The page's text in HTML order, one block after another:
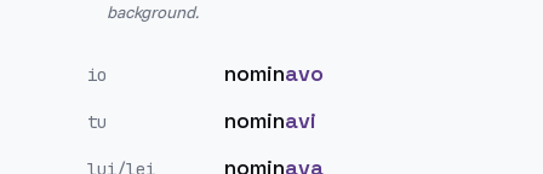
background.
io nominavo
tu nominavi
lui/lei nominava